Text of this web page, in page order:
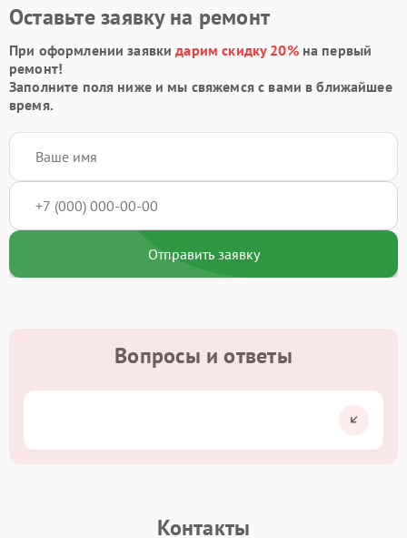
Оставьте заявку на ремонт
При оформлении заявкидарим скидку 20%на первый
ремонт!
Заполните поля ниже и мы свяжемся с вами в ближайшее
время.
Отправить заявку
Вопросы и ответы
Контакты